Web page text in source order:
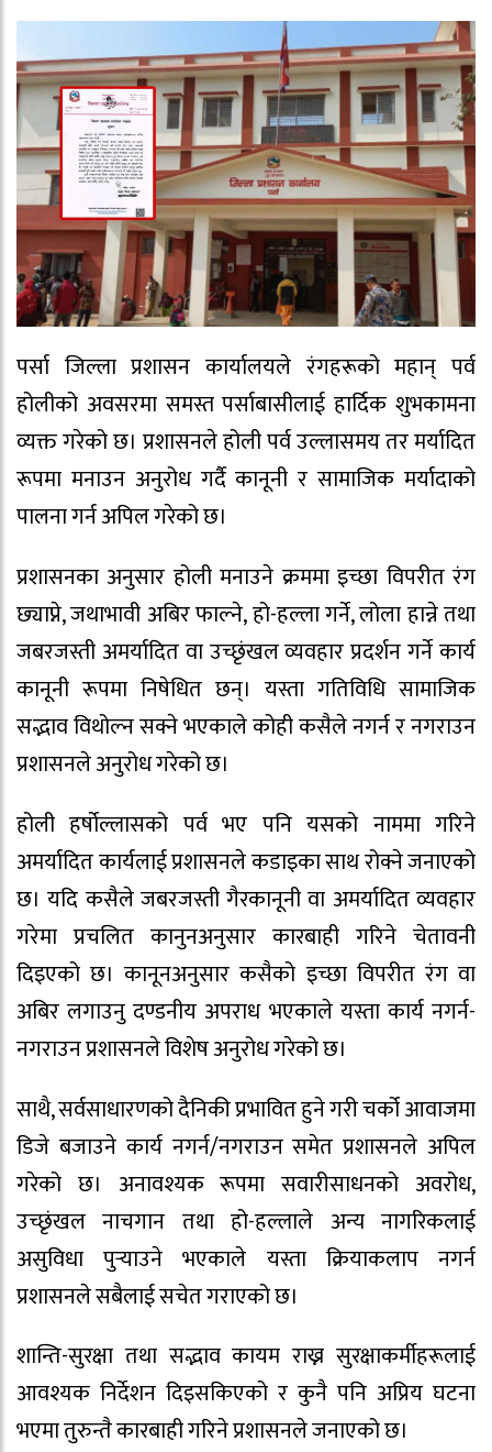
पर्सा जिल्ला प्रशासन कार्यालयले रंगहरूको महान् पर्व
होलीको अवसरमा समस्त पर्साबासीलाई हार्दिक शुभकामना
व्यक्त गरेको छ। प्रशासनले होली पर्व उल्लासमय तर मर्यादित
रूपमा मनाउन अनुरोध गर्दै कानूनी र सामाजिक मर्यादाको
पालना गर्न अपिल गरेको छ।
प्रशासनका अनुसार होली मनाउने क्रममा इच्छा विपरीत रंग
छ्याप्ने, जथाभावी अबिर फाल्ने, हो-हल्ला गर्ने, लोला हान्ने तथा
जबरजस्ती अमर्यादित वा उच्छृंखल व्यवहार प्रदर्शन गर्ने कार्य
कानूनी रूपमा निषेधित छन्। यस्ता गतिविधि सामाजिक
सद्भाव विथोल्न सक्ने भएकाले कोही कसैले नगर्न र नगराउन
प्रशासनले अनुरोध गरेको छ।
होली हर्षोल्लासको पर्व भए पनि यसको नाममा गरिने
अमर्यादित कार्यलाई प्रशासनले कडाइका साथ रोक्ने जनाएको
छ। यदि कसैले जबरजस्ती गैरकानूनी वा अमर्यादित व्यवहार
गरेमा प्रचलित कानुनअनुसार कारबाही गरिने चेतावनी
दिइएको छ। कानूनअनुसार कसैको इच्छा विपरीत रंग वा
अबिर लगाउनु दण्डनीय अपराध भएकाले यस्ता कार्य नगर्न-
नगराउन प्रशासनले विशेष अनुरोध गरेको छ।
साथै, सर्वसाधारणको दैनिकी प्रभावित हुने गरी चर्को आवाजमा
डिजे बजाउने कार्य नगर्न/नगराउन समेत प्रशासनले अपिल
गरेको छ। अनावश्यक रूपमा सवारीसाधनको अवरोध,
उच्छृंखल नाचगान तथा हो-हल्लाले अन्य नागरिकलाई
असुविधा पुर्‍याउने भएकाले यस्ता क्रियाकलाप नगर्न
प्रशासनले सबैलाई सचेत गराएको छ।
शान्ति-सुरक्षा तथा सद्भाव कायम राख्न सुरक्षाकर्मीहरूलाई
आवश्यक निर्देशन दिइसकिएको र कुनै पनि अप्रिय घटना
भएमा तुरुन्तै कारबाही गरिने प्रशासनले जनाएको छ।